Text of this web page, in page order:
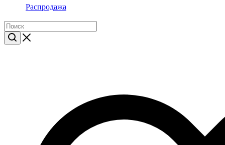
Распродажа